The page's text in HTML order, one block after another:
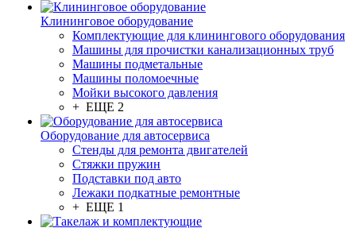
Клининговое оборудование
Комплектующие для клинингового оборудования
Машины для прочистки канализационных труб
Машины подметальные
Машины поломоечные
Мойки высокого давления
+ ЕЩЕ 2
Оборудование для автосервиса
Стенды для ремонта двигателей
Стяжки пружин
Подставки под авто
Лежаки подкатные ремонтные
+ ЕЩЕ 1